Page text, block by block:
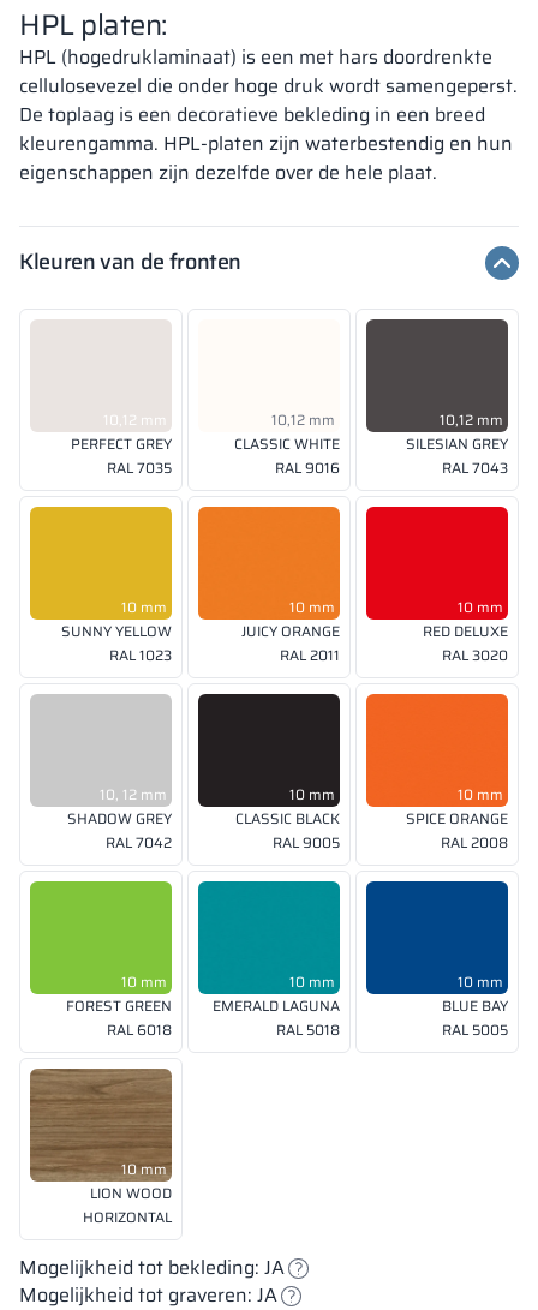
HPL platen:
HPL (hogedruklaminaat) is een met hars doordrenkte
cellulosevezel die onder hoge druk wordt samengeperst.
De toplaag is een decoratieve bekleding in een breed
kleurengamma. HPL-platen zijn waterbestendig en hun
eigenschappen zijn dezelfde over de hele plaat.
Kleuren van de fronten
10,12 mm
PERFECT GREY
RAL 7035
10,12 mm
CLASSIC WHITE
RAL 9016
10,12 mm
SILESIAN GREY
RAL 7043
10 mm
SUNNY YELLOW
RAL 1023
10 mm
JUICY ORANGE
RAL 2011
10 mm
RED DELUXE
RAL 3020
10, 12 mm
SHADOW GREY
RAL 7042
10 mm
CLASSIC BLACK
RAL 9005
10 mm
SPICE ORANGE
RAL 2008
10 mm
FOREST GREEN
RAL 6018
10 mm
EMERALD LAGUNA
RAL 5018
10 mm
BLUE BAY
RAL 5005
10 mm
LION WOOD
HORIZONTAL
Mogelijkheid tot bekleding: JA
Mogelijkheid tot graveren: JA